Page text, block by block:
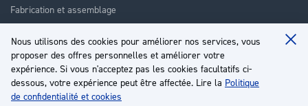
Nous utilisons des cookies pour améliorer nos services, vous
proposer des offres personnelles et améliorer votre
expérience. Si vous n'acceptez pas les cookies facultatifs ci-
dessous, votre expérience peut être affectée. Lire la Politique
de confidentialité et cookies
Fabrication et assemblage
Réparation
Formation
À propos